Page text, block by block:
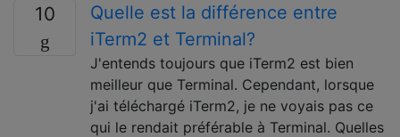
10
Quelle est la différence entre
iTerm2 et Terminal?
J'entends toujours que iTerm2 est bien
meilleur que Terminal. Cependant, lorsque
j'ai téléchargé iTerm2, je ne voyais pas ce
qui le rendait préférable à Terminal. Quelles